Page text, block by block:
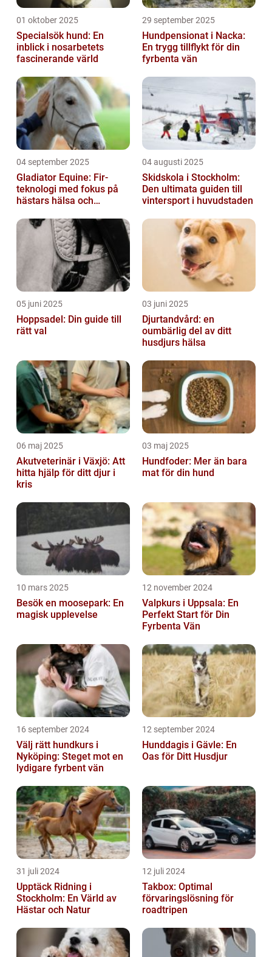
01 oktober 2025
Specialsök hund: En
inblick i nosarbetets
fascinerande värld
29 september 2025
Hundpensionat i Nacka:
En trygg tillflykt för din
fyrbenta vän
04 september 2025
Gladiator Equine: Fir-
teknologi med fokus på
hästars hälsa och
04 augusti 2025
Skidskola i Stockholm:
Den ultimata guiden till
vintersport i huvudstaden
05 juni 2025
Hoppsadel: Din guide till
rätt val
03 juni 2025
Djurtandvård: en
oumbärlig del av ditt
husdjurs hälsa
06 maj 2025
Akutveterinär i Växjö: Att
hitta hjälp för ditt djur i
kris
03 maj 2025
Hundfoder: Mer än bara
mat för din hund
10 mars 2025
Besök en moosepark: En
magisk upplevelse
12 november 2024
Valpkurs i Uppsala: En
Perfekt Start för Din
Fyrbenta Vän
16 september 2024
Välj rätt hundkurs i
Nyköping: Steget mot en
lydigare fyrbent vän
12 september 2024
Hunddagis i Gävle: En
Oas för Ditt Husdjur
31 juli 2024
Upptäck Ridning i
Stockholm: En Värld av
Hästar och Natur
12 juli 2024
Takbox: Optimal
förvaringslösning för
roadtripen